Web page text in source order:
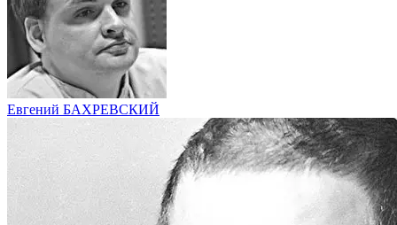
Евгений БАХРЕВСКИЙ